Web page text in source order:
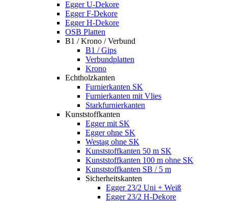
Egger U-Dekore
Egger F-Dekore
Egger H-Dekore
OSB Platten
B1 / Krono / Verbund
B1 / Gips
Verbundplatten
Krono
Echtholzkanten
Furnierkanten SK
Furnierkanten mit Vlies
Starkfurnierkanten
Kunststoffkanten
Egger mit SK
Egger ohne SK
Westag ohne SK
Kunststoffkanten 50 m SK
Kunststoffkanten 100 m ohne SK
Kunststoffkanten SB / 5 m
Sicherheitskanten
Egger 23/2 Uni + Weiß
Egger 23/2 H-Dekore